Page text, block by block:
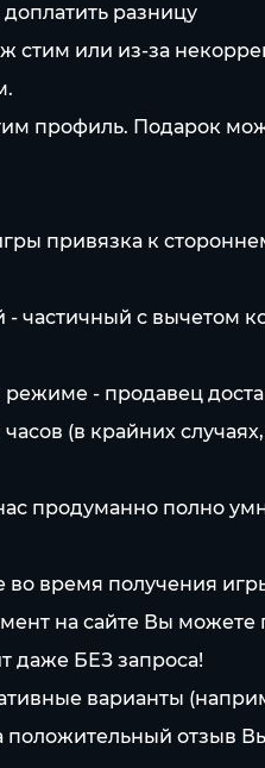
разницу
стим или из-за
профиль. Подарок
привязка к
с вычетом
- продавец
(в крайних
продуманно полно
во время получения
на сайте Вы можете
даже БЕЗ запроса!
варианты
отзыв